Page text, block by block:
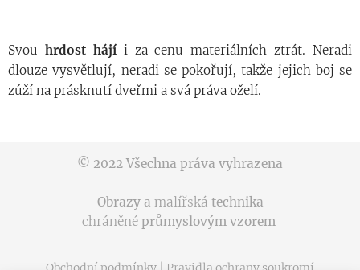
Svou hrdost hájíi za cenu materiálních ztrát. Neradi
dlouze vysvětlují, neradi se pokořují, takže jejich boj se
zúží na prásknutí dveřmi a svá práva oželí.
© 2022 Všechna práva vyhrazena
Obrazy a malířská technika
chráněnéprůmyslovým vzorem